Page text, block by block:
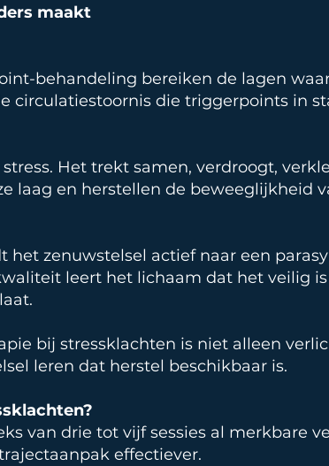
maakt
behandeling bereiken de lagen
circulatiestoornis die triggerpoints in
Het trekt samen, verdroogt,
laag en herstellen de beweeglijkheid
zenuwstelsel actief naar een
leert het lichaam dat het veilig
bij stressklachten is niet alleen
leren dat herstel beschikbaar is.
van drie tot vijf sessies al merkbare
effectiever.